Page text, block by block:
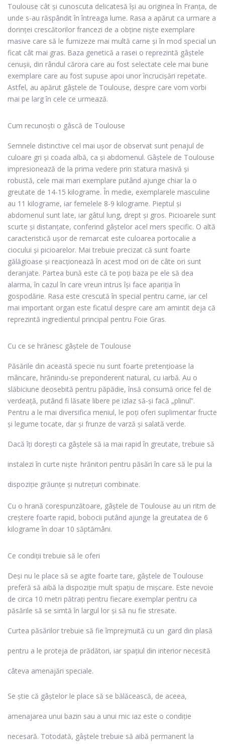
Toulouse cât și cunoscuta delicatesă își au originea în Franța, de
unde s-au răspândit în întreaga lume. Rasa a apărut ca urmare a
dorinței crescătorilor francezi de a obține niște exemplare
masive care să le furnizeze mai multă carne și în mod special un
ficat cât mai gras. Baza genetică a rasei o reprezintă gâștele
cenușii, din rândul cărora care au fost selectate cele mai bune
exemplare care au fost supuse apoi unor încrucișări repetate.
Astfel, au apărut gâștele de Toulouse, despre care vom vorbi
mai pe larg în cele ce urmează.
Cum recunoști o gâscă de Toulouse
Semnele distinctive cel mai ușor de observat sunt penajul de
culoare gri și coada albă, ca și abdomenul. Gâștele de Toulouse
impresionează de la prima vedere prin statura masivă și
robustă, cele mai mari exemplare putând ajunge chiar la o
greutate de 14-15 kilograme. În medie, exemplarele masculine
au 11 kilograme, iar femelele 8-9 kilograme. Pieptul și
abdomenul sunt late, iar gâtul lung, drept și gros. Picioarele sunt
scurte și distanțate, conferind gâștelor acel mers specific. O altă
caracteristică ușor de remarcat este culoarea portocalie a
ciocului și picioarelor. Mai trebuie precizat că sunt foarte
gălăgioase și reacționează în acest mod ori de câte ori sunt
deranjate. Partea bună este că te poți baza pe ele să dea
alarma, în cazul în care vreun intrus își face apariția în
gospodărie. Rasa este crescută în special pentru carne, iar cel
mai important organ este ficatul despre care am amintit deja că
reprezintă ingredientul principal pentru Foie Gras.
Cu ce se hrănesc gâștele de Toulouse
Păsările din această specie nu sunt foarte pretențioase la
mâncare, hrănindu-se preponderent natural, cu iarbă. Au o
slăbiciune deosebită pentru păpădie, însă consumă orice fel de
verdeață, putând fi lăsate libere pe izlaz să-și facă „plinul”.
Pentru a le mai diversifica meniul, le poți oferi suplimentar fructe
și legume tocate, dar și frunze de varză și salată verde.
Dacă îți dorești ca gâștele să ia mai rapid în greutate, trebuie să
instalezi în curte niște hrănitori pentru păsări în care să le pui la
dispoziție grăunțe și nutrețuri combinate.
Cu o hrană corespunzătoare, gâștele de Toulouse au un ritm de
creștere foarte rapid, bobocii putând ajunge la greutatea de 6
kilograme în doar 10 săptămâni.
Ce condiții trebuie să le oferi
Deși nu le place să se agite foarte tare, gâștele de Toulouse
preferă să aibă la dispoziție mult spațiu de mișcare. Este nevoie
de circa 10 metri pătrați pentru fiecare exemplar pentru ca
păsările să se simtă în largul lor și să nu fie stresate.
Curtea păsărilor trebuie să fie împrejmuită cu un gard din plasă
pentru a le proteja de prădători, iar spațiul din interior necesită
câteva amenajări speciale.
Se știe că gâștelor le place să se bălăcească, de aceea,
amenajarea unui bazin sau a unui mic iaz este o condiție
necesară. Totodată, gâștele trebuie să aibă permanent la